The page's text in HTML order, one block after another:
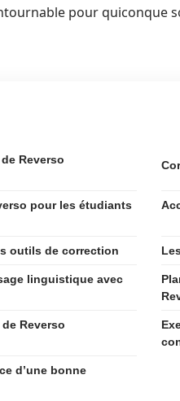
pour quiconque
Reverso
pour les étudiants
outils de correction
linguistique avec
Reverso
d’une bonne